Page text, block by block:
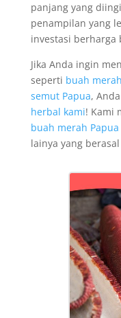
panjang yang
penampilan yang
investasi berharga
Jika Anda ingin
seperti buah merah
semut Papua,
herbal kami! Kami
buah merah Papua
lainya yang